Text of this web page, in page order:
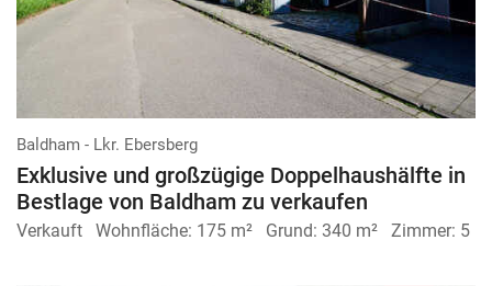
Baldham - Lkr. Ebersberg
Exklusive und großzügige Doppelhaus­hälfte in
Bestlage von Baldham zu verkaufen
Verkauft Wohnfläche: 175 m² Grund: 340 m² Zimmer: 5